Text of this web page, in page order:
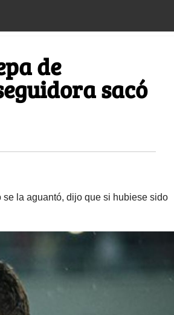
de
sacó
la aguantó, dijo que si hubiese sido